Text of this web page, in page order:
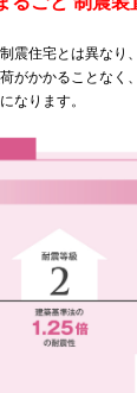
震住宅とは異なり
がかかることなく
なります。